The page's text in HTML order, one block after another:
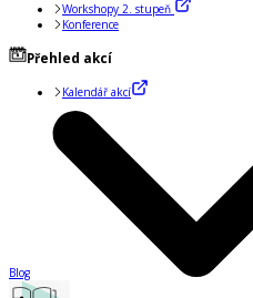
Workshopy 2. stupeň
Konference
Přehled akcí
Kalendář akcí
Blog